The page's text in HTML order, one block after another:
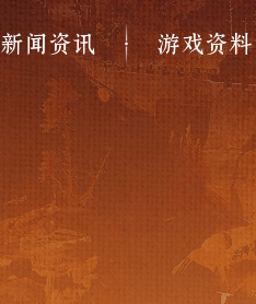
新闻资讯 游戏资料